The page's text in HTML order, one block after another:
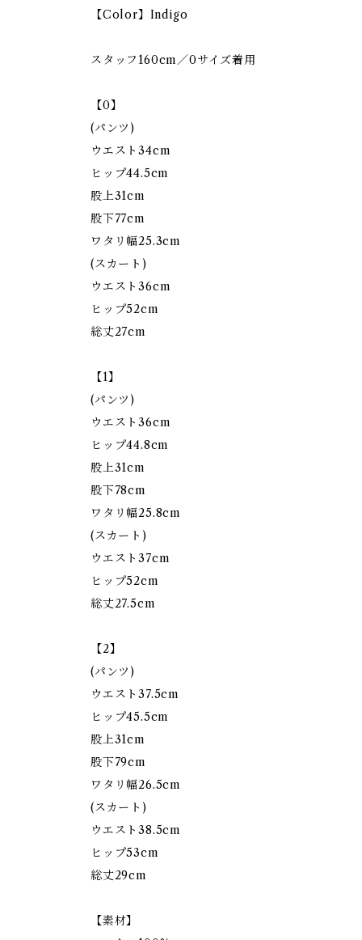
【Color】Indigo
スタッフ160cm／0サイズ着用
【0】
(パンツ)
ウエスト34cm
ヒップ44.5cm
股上31cm
股下77cm
ワタリ幅25.3cm
(スカート)
ウエスト36cm
ヒップ52cm
総丈27cm
【1】
(パンツ)
ウエスト36cm
ヒップ44.8cm
股上31cm
股下78cm
ワタリ幅25.8cm
(スカート)
ウエスト37cm
ヒップ52cm
総丈27.5cm
【2】
(パンツ)
ウエスト37.5cm
ヒップ45.5cm
股上31cm
股下79cm
ワタリ幅26.5cm
(スカート)
ウエスト38.5cm
ヒップ53cm
総丈29cm
【素材】